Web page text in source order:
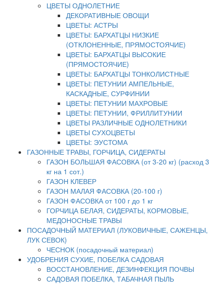
ЦВЕТЫ ОДНОЛЕТНИЕ
ДЕКОРАТИВНЫЕ ОВОЩИ
ЦВЕТЫ: АСТРЫ
ЦВЕТЫ: БАРХАТЦЫ НИЗКИЕ
(ОТКЛОНЕННЫЕ, ПРЯМОСТОЯЧИЕ)
ЦВЕТЫ: БАРХАТЦЫ ВЫСОКИЕ
(ПРЯМОСТОЯЧИЕ)
ЦВЕТЫ: БАРХАТЦЫ ТОНКОЛИСТНЫЕ
ЦВЕТЫ: ПЕТУНИИ АМПЕЛЬНЫЕ,
КАСКАДНЫЕ, СУРФИНИИ
ЦВЕТЫ: ПЕТУНИИ МАХРОВЫЕ
ЦВЕТЫ: ПЕТУНИИ, ФРИЛЛИТУНИИ
ЦВЕТЫ РАЗЛИЧНЫЕ ОДНОЛЕТНИКИ
ЦВЕТЫ СУХОЦВЕТЫ
ЦВЕТЫ: ЭУСТОМА
ГАЗОННЫЕ ТРАВЫ, ГОРЧИЦА, СИДЕРАТЫ
ГАЗОН БОЛЬШАЯ ФАСОВКА (от 3-20 кг) (расход 3
кг на 1 сот.)
ГАЗОН КЛЕВЕР
ГАЗОН МАЛАЯ ФАСОВКА (20-100 г)
ГАЗОН ФАСОВКА от 100 г до 1 кг
ГОРЧИЦА БЕЛАЯ, СИДЕРАТЫ, КОРМОВЫЕ,
МЕДОНОСНЫЕ ТРАВЫ
ПОСАДОЧНЫЙ МАТЕРИАЛ (ЛУКОВИЧНЫЕ, САЖЕНЦЫ,
ЛУК СЕВОК)
ЧЕСНОК (посадочный материал)
УДОБРЕНИЯ СУХИЕ, ПОБЕЛКА САДОВАЯ
ВОССТАНОВЛЕНИЕ, ДЕЗИНФЕКЦИЯ ПОЧВЫ
САДОВАЯ ПОБЕЛКА, ТАБАЧНАЯ ПЫЛЬ